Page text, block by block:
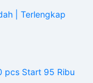
| Terlengkap
pcs Start 95 Ribu